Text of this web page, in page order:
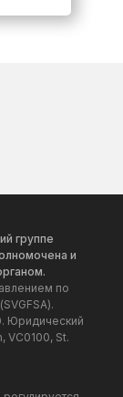
группе
и
по
Юридический
VC0100, St.